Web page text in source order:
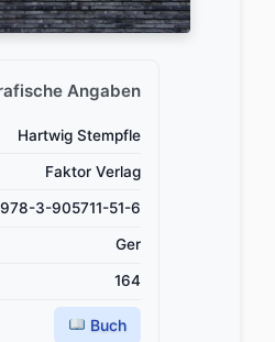
Angaben
Hartwig Stempfle
Faktor Verlag
978-3-905711-51-6
Ger
164
Buch